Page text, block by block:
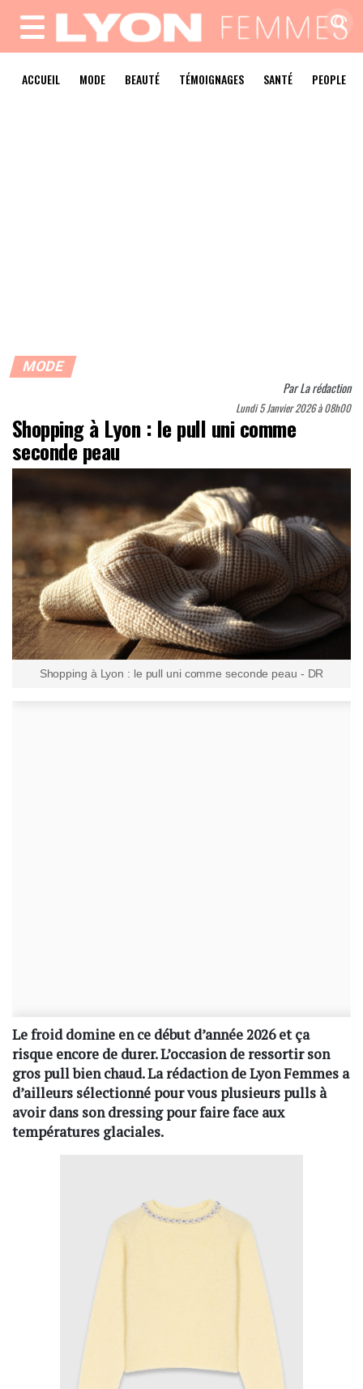
MENU
ACCUEIL MODE BEAUTÉ TÉMOIGNAGES SANTÉ PEOPLE
MODE
ParLa rédaction
Lundi 5 Janvier 2026 à 08h00
Shopping à Lyon : le pull uni comme
seconde peau
Shopping à Lyon : le pull uni comme seconde peau - DR
Le froid domine en ce début d’année 2026 et ça
risque encore de durer. L’occasion de ressortir son
gros pull bien chaud. La rédaction de Lyon Femmes a
d’ailleurs sélectionné pour vous plusieurs pulls à
avoir dans son dressing pour faire face aux
températures glaciales.